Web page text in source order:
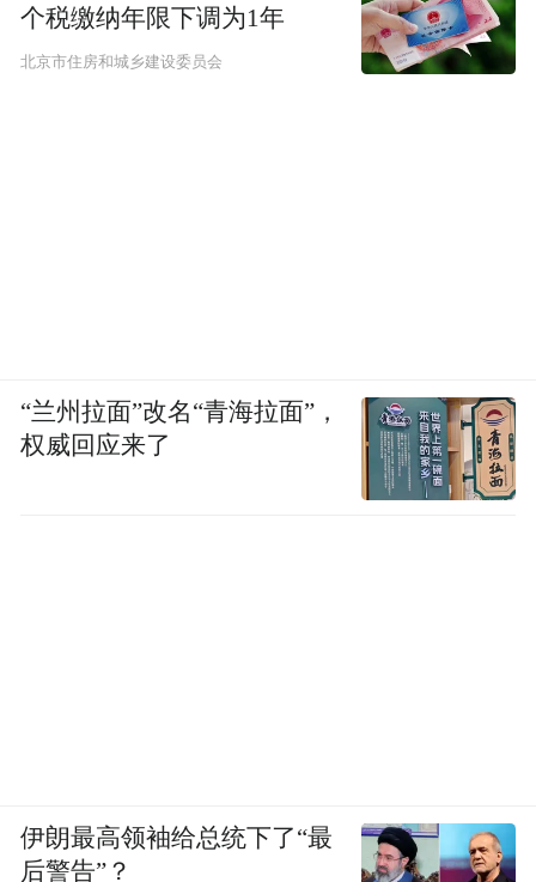
个税缴纳年限下调为1年
北京市住房和城乡建设委员会
“兰州拉面”改名“青海拉面”，
权威回应来了
伊朗最高领袖给总统下了“最
后警告”？